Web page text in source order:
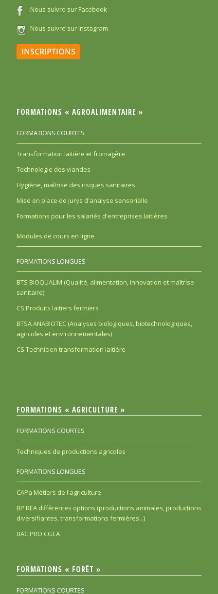
Nous suivre sur Facebook
Nous suivre sur Instagram
INSCRIPTIONS
FORMATIONS « AGROALIMENTAIRE »
FORMATIONS COURTES
Transformation laitière et fromagère
Technologie des viandes
Hygiène, maîtrise des risques sanitaires
Mise en place de jurys d'analyse sensorielle
Formations pour les salariés d'entreprises laitières
Modules de cours en ligne
FORMATIONS LONGUES
BTS BIOQUALIM (Qualité, alimentation, innovation et maîtrise
sanitaire)
CS Produits laitiers fermiers
BTSA ANABIOTEC (Analyses biologiques, biotechnologiques,
agricoles et environnementales)
CS Technicien transformation laitière
FORMATIONS « AGRICULTURE »
FORMATIONS COURTES
Techniques de productions agricoles
FORMATIONS LONGUES
CAPa Métiers de l'agriculture
BP REA différentes options (productions animales, productions
diversifiantes, transformations fermières...)
BAC PRO CGEA
FORMATIONS « FORÊT »
FORMATIONS COURTES